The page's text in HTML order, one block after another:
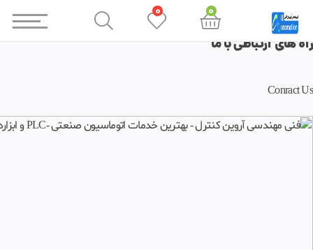
راه های ارتباطی با ما
Conract Us
0
0